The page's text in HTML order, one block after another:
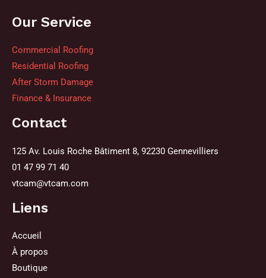
Our Service
Commercial Roofing
Residential Roofing
After Storm Damage
Finance & Insurance
Contact
125 Av. Louis Roche Bâtiment 8, 92230 Gennevilliers
01 47 99 71 40
vtcam@vtcam.com
Liens
Accueil
À propos
Boutique